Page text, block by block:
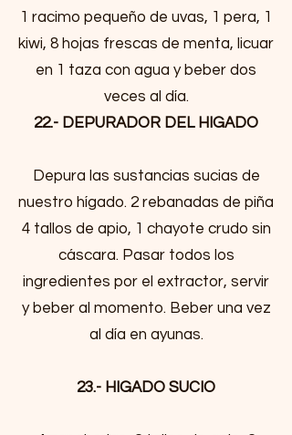
1 racimo pequeño de uvas, 1 pera, 1
kiwi, 8 hojas frescas de menta, licuar
en 1 taza con agua y beber dos
veces al día.
22.- DEPURADOR DEL HIGADO
Depura las sustancias sucias de
nuestro hígado. 2 rebanadas de piña
4 tallos de apio, 1 chayote crudo sin
cáscara. Pasar todos los
ingredientes por el extractor, servir
y beber al momento. Beber una vez
al día en ayunas.
23.- HIGADO SUCIO